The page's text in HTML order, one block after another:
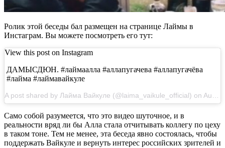
Ролик этой беседы бал размещен на странице Лаймы в
Инстаграм. Вы можете посмотреть его тут:
View this post on Instagram
ДАМЫСДЮН. #лаймаалла #аллапугачева #аллапугачёва
#лайма #лаймавайкуле
Само собой разумеется, что это видео шуточное, и в
реальности вряд ли бы Алла стала отчитывать коллегу по цеху
в таком тоне. Тем не менее, эта беседа явно состоялась, чтобы
поддержать Вайкуле и вернуть интерес российских зрителей и